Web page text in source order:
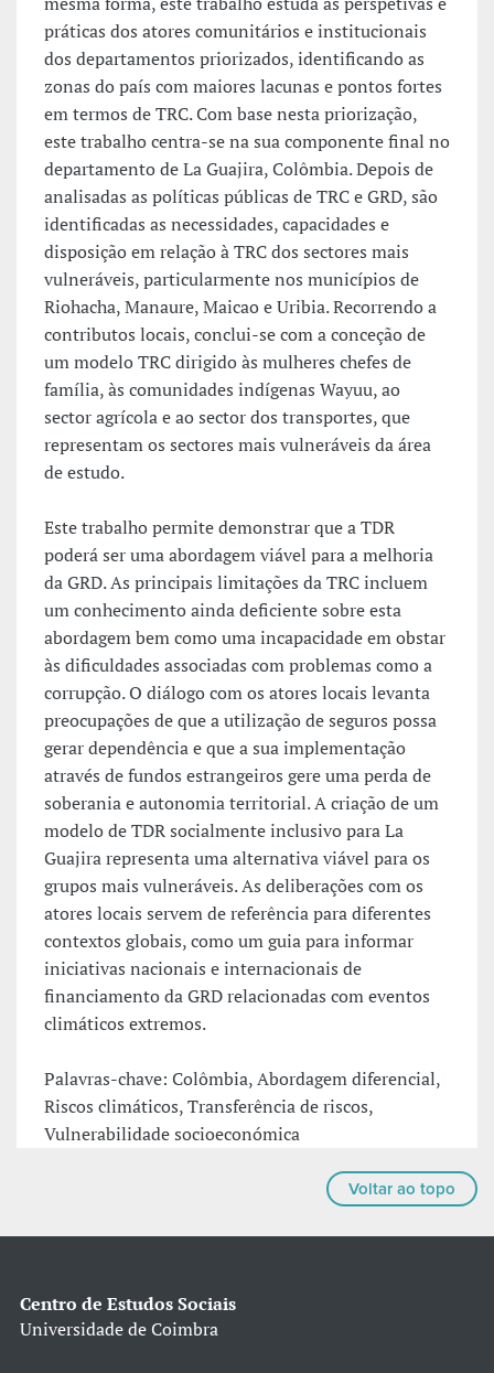
práticas dos atores comunitários e institucionais
dos departamentos priorizados, identificando as
zonas do país com maiores lacunas e pontos fortes
em termos de TRC. Com base nesta priorização,
este trabalho centra-se na sua componente final no
departamento de La Guajira, Colômbia. Depois de
analisadas as políticas públicas de TRC e GRD, são
identificadas as necessidades, capacidades e
disposição em relação à TRC dos sectores mais
vulneráveis, particularmente nos municípios de
Riohacha, Manaure, Maicao e Uribia. Recorrendo a
contributos locais, conclui-se com a conceção de
um modelo TRC dirigido às mulheres chefes de
família, às comunidades indígenas Wayuu, ao
sector agrícola e ao sector dos transportes, que
representam os sectores mais vulneráveis da área
de estudo.
Este trabalho permite demonstrar que a TDR
poderá ser uma abordagem viável para a melhoria
da GRD. As principais limitações da TRC incluem
um conhecimento ainda deficiente sobre esta
abordagem bem como uma incapacidade em obstar
às dificuldades associadas com problemas como a
corrupção. O diálogo com os atores locais levanta
preocupações de que a utilização de seguros possa
gerar dependência e que a sua implementação
através de fundos estrangeiros gere uma perda de
soberania e autonomia territorial. A criação de um
modelo de TDR socialmente inclusivo para La
Guajira representa uma alternativa viável para os
grupos mais vulneráveis. As deliberações com os
atores locais servem de referência para diferentes
contextos globais, como um guia para informar
iniciativas nacionais e internacionais de
financiamento da GRD relacionadas com eventos
climáticos extremos.
Palavras-chave: Colômbia, Abordagem diferencial,
Riscos climáticos, Transferência de riscos,
Vulnerabilidade socioeconómica
Voltar ao topo
Centro de Estudos Sociais
Universidade de Coimbra